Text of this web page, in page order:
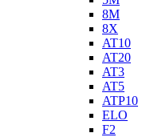
8M
8X
AT10
AT20
AT3
AT5
ATP10
ELO
F2